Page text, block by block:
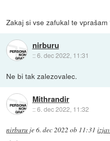
Zakaj si vse zafukal te vprašam
nirburu
::6. dec 2022, 11:31
Ne bi tak zalezovalec.
Mithrandir
::6. dec 2022, 11:32
nirburu je6. dec 2022 ob 11:31